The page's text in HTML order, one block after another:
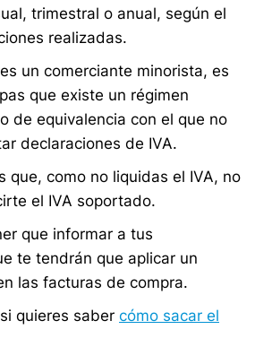
trimestral o anual, según el
realizadas.
un comerciante minorista, es
que existe un régimen
de equivalencia con el que no
declaraciones de IVA.
que, como no liquidas el IVA, no
el IVA soportado.
que informar a tus
te tendrán que aplicar un
las facturas de compra.
quieres saber cómo sacar el